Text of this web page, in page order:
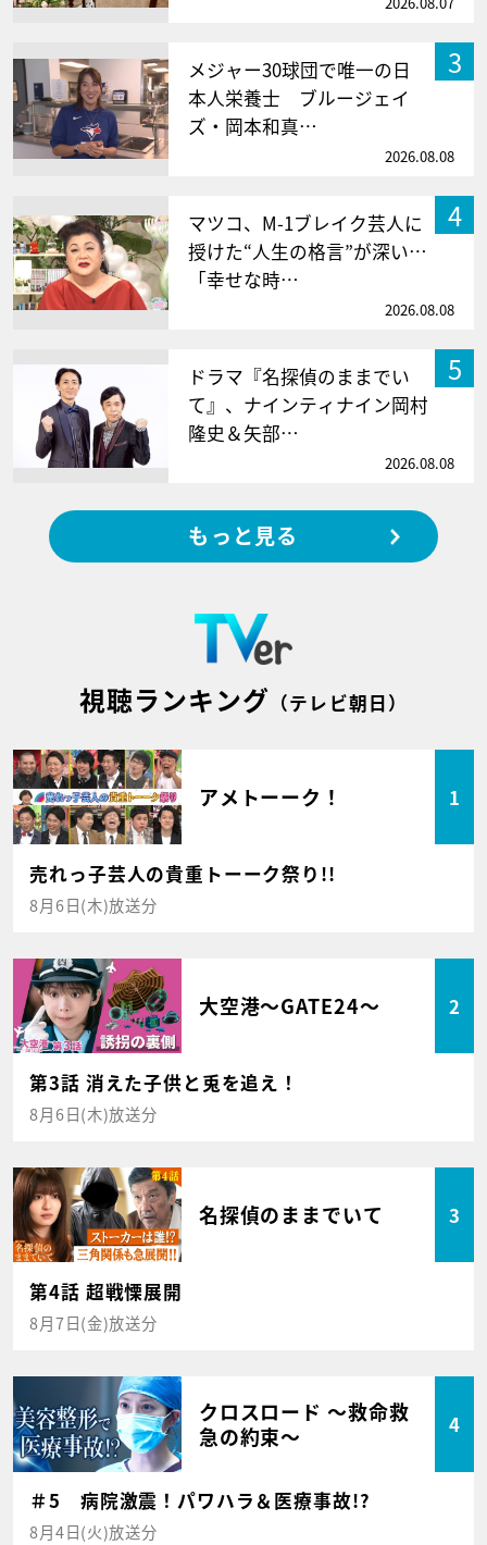
3
メジャー30球団で唯一の日
本人栄養士 ブルージェイ
ズ・岡本和真…
2026.08.08
4
マツコ、M-1ブレイク芸人に
授けた“人生の格言”が深い…
「幸せな時…
2026.08.08
5
ドラマ『名探偵のままでい
て』、ナインティナイン岡村
隆史＆矢部…
2026.08.08
もっと見る
視聴ランキング （テレビ朝日）
アメトーーク！ 1
売れっ子芸人の貴重トーーク祭り!!
8月6日(木)放送分
大空港～GATE24～ 2
第3話 消えた子供と兎を追え！
8月6日(木)放送分
名探偵のままでいて 3
第4話 超戦慄展開
8月7日(金)放送分
クロスロード ～救命救
急の約束～
4
＃5 病院激震！パワハラ＆医療事故!?
8月4日(火)放送分